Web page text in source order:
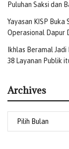
Setelah
Maddaremmeng
melakukan
(Lapas) Kelas
mengecek
Untuk diketahui,
kunjungan kerja
Kamis, 16
Puluhan Saksi dan
Yayasan KISP Buka
Operasional Dapur
Ikhlas Beramal
38 Layanan Publik
Archives